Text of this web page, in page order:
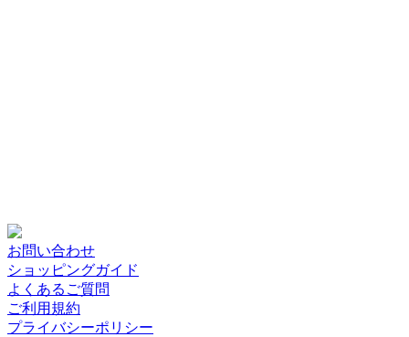
お問い合わせ
ショッピングガイド
よくあるご質問
ご利用規約
プライバシーポリシー